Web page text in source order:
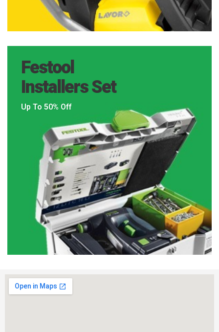
Festool
Installers Set
Up To 50% Off